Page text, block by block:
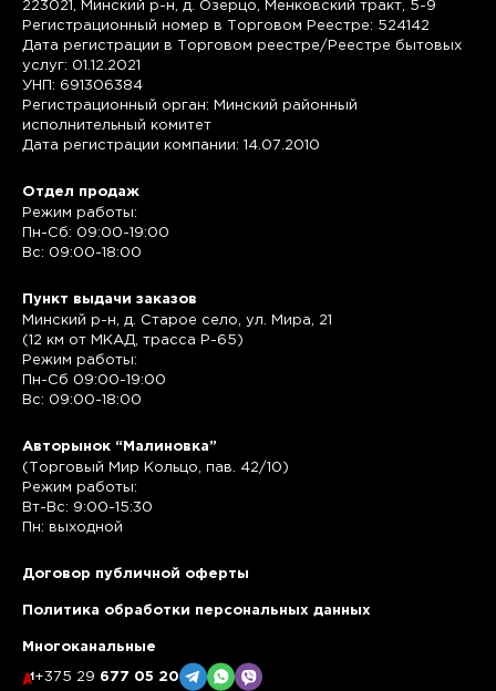
223021, Минский р-н, д. Озерцо, Менковский тракт, 5-9
Регистрационный номер в Торговом Реестре: 524142
Дата регистрации в Торговом реестре/Реестре бытовых
услуг: 01.12.2021
УНП: 691306384
Регистрационный орган: Минский районный
исполнительный комитет
Дата регистрации компании: 14.07.2010
Отдел продаж
Режим работы:
Пн-Сб: 09:00-19:00
Вс: 09:00-18:00
Пункт выдачи заказов
Минский р-н, д. Старое село, ул. Мира, 21
(12 км от МКАД, трасса P-65)
Режим работы:
Пн-Сб 09:00-19:00
Вс: 09:00-18:00
Авторынок “Малиновка”
(Торговый Мир Кольцо, пав. 42/10)
Режим работы:
Вт-Вс: 9:00-15:30
Пн: выходной
Договор публичной оферты
Политика обработки персональных данных
Многоканальные
+375 29 677 05 20